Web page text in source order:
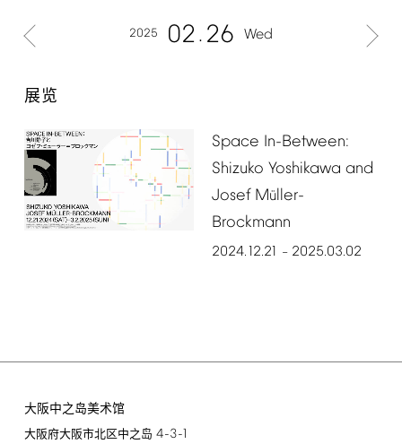
2025 02 26 Wed
展览
Space In-Between:
Shizuko Yoshikawa and
Josef Müller-
Brockmann
2024.12.21 – 2025.03.02
大阪中之岛美术馆
大阪府大阪市北区中之岛 4-3-1